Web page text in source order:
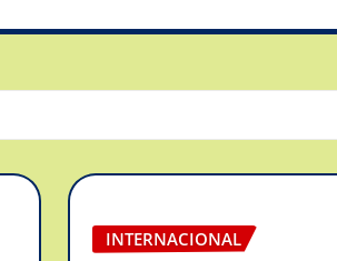
INTERNACIONAL